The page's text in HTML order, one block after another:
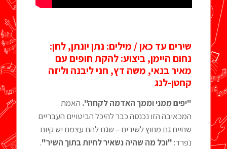
שירים עד כאן / מילים: נתן יונתן, לחן:
נחום היימן, ביצוע: להקת חופים עם
מאיר בנאי, משה דץ, חני ליבנה וליזה
קחטן-לנג
"יפים ממני וממך האדמה לקחה". האמת
המכאיבה הזו נכנסה כבר להיכל הביטויים העבריים
שחיים גם מחוץ לשירים – שגם להם עצמם יש קיום
נפרד: "וכל מה שהיה נשאיר לחיות בתוך השיר".